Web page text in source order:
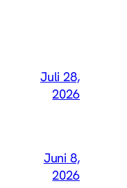
Juli 28,
2026
Juni 8,
2026